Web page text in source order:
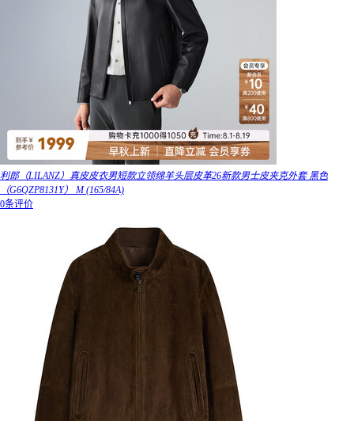
利郎（LILANZ）真皮皮衣男短款立领绵羊头层皮革26新款男士皮夹克外套 黑色
（G6QZP8131Y） M (165/84A)
0条评价